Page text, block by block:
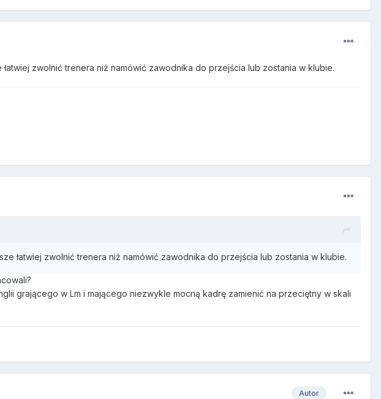
zwolnić trenera niż namówić zawodnika do przejścia lub zostania w klubie.
łatwiej zwolnić trenera niż namówić zawodnika do przejścia lub zostania w klubie.
grającego w Lm i mającego niezwykle mocną kadrę zamienić na przeciętny w skali
Autor